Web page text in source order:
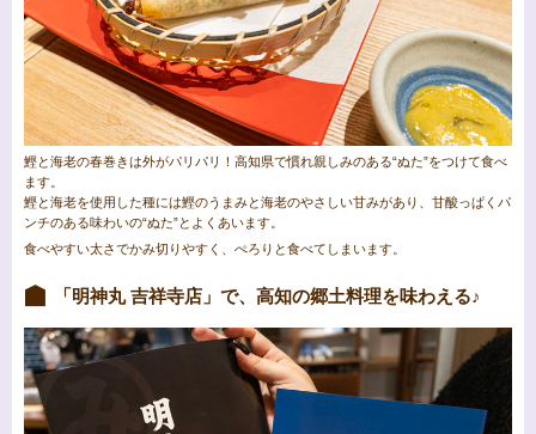
鰹と海老の春巻きは外がパリパリ！高知県で慣れ親しみのある“ぬた”をつけて食べ
ます。
鰹と海老を使用した種には鰹のうまみと海老のやさしい甘みがあり、甘酸っぱくパ
ンチのある味わいの“ぬた”とよくあいます。
食べやすい太さでかみ切りやすく、ぺろりと食べてしまいます。
「明神丸 吉祥寺店」で、高知の郷土料理を味わえる♪